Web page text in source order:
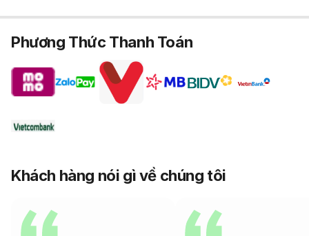
Phương Thức Thanh Toán
Khách hàng nói gì về chúng tôi